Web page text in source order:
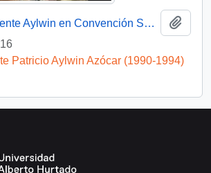
Discurso Presidente Aylwin en Convención Santiago: Video
Patricio Aylwin Azócar (1990-1994)